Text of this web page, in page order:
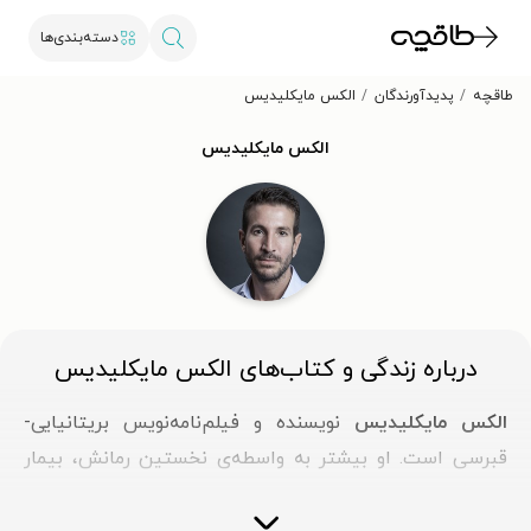
دسته‌بندی‌ها
طاقچه پدیدآورندگان الکس مایکلیدیس
الکس مایکلیدیس
درباره زندگی و کتاب‌های الکس مایکلیدیس
الکس مایکلیدیس نویسنده و فیلم‌نامه‌نویس بریتانیایی-
قبرسی است. او بیشتر به واسطه‌ی نخستین رمانش، بیمار